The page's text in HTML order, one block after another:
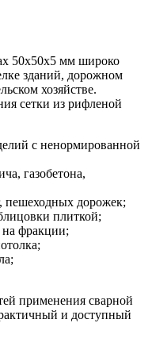
50х50х5 мм широко
зданий, дорожном
хозяйстве.
сетки из рифленой
с ненормированной
газобетона,
пешеходных дорожек;
плиткой;
на фракции;
применения сварной
и доступный